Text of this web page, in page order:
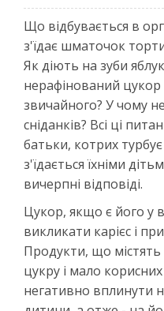
Що відбувається в
з'їдає шматочок
Як діють на зуби
нерафінований цукор
звичайного? У чому
сніданків? Всі ці
батьки, котрих
з'їдається їхніми
вичерпні відповіді.
Цукор, якщо є його у
викликати карієс і
Продукти, що містять
цукру і мало
негативно вплинути